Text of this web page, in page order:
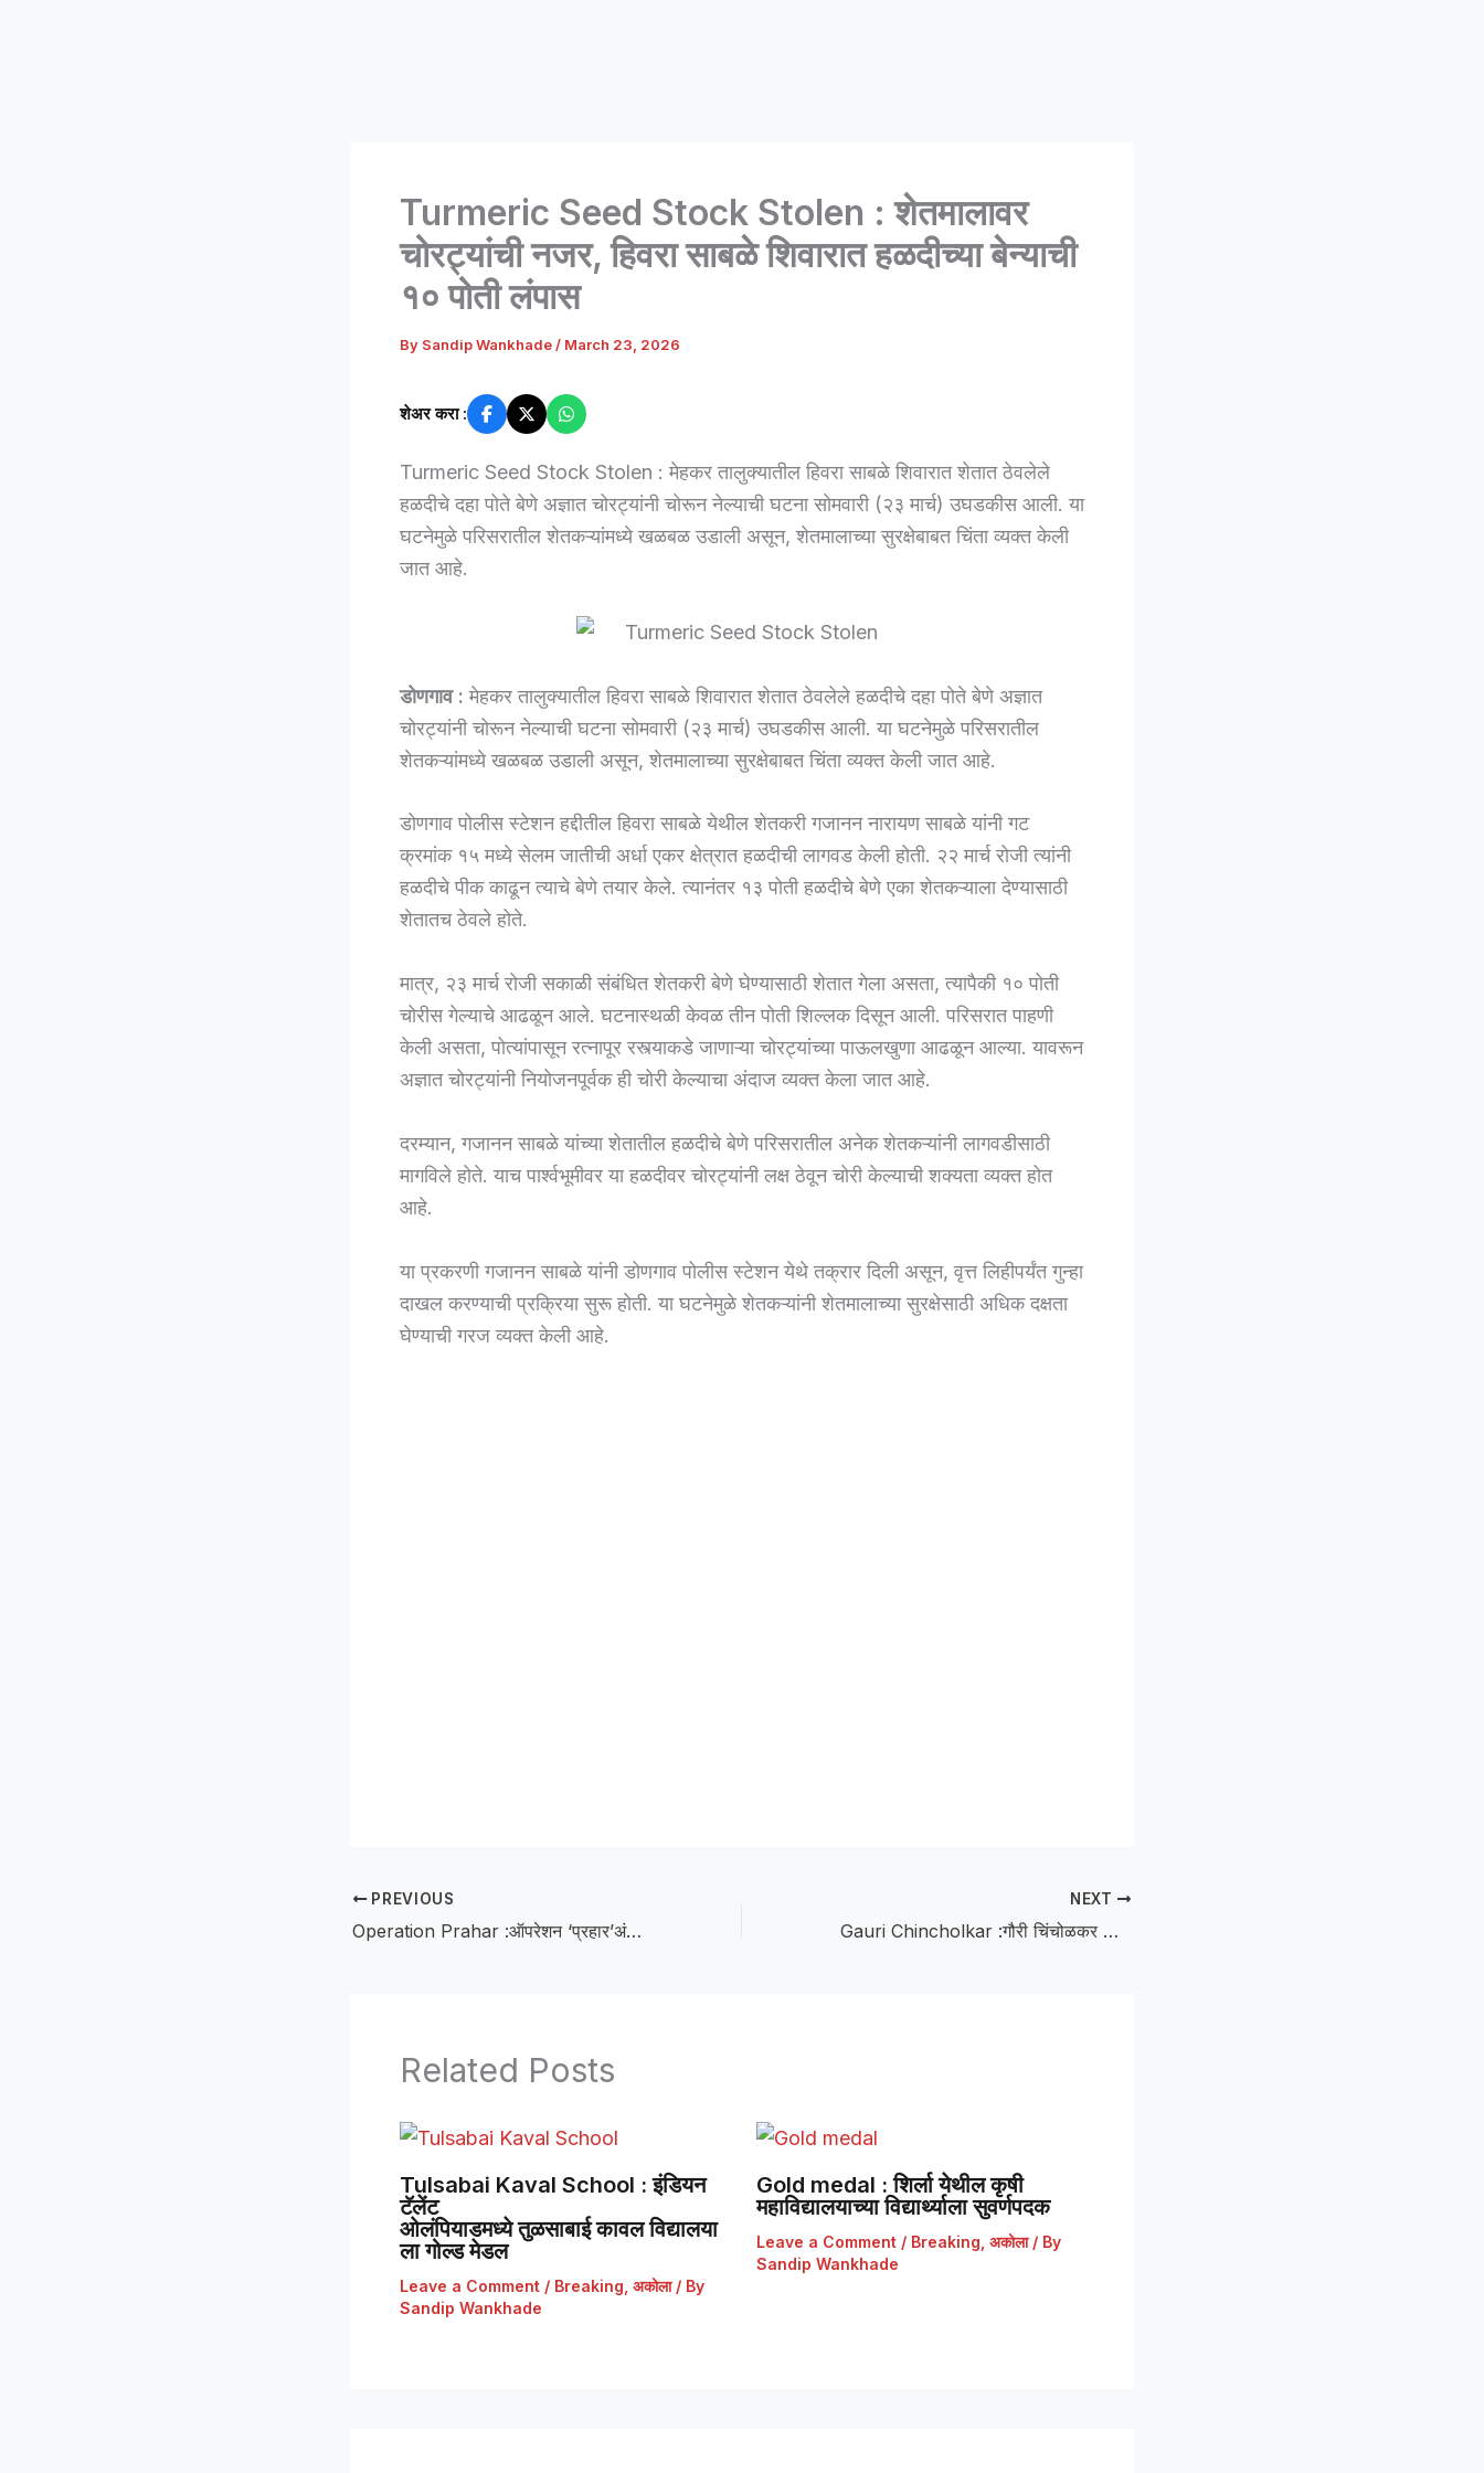
Turmeric Seed Stock Stolen : शेतमालावर
चोरट्यांची नजर, हिवरा साबळे शिवारात हळदीच्या बेन्याची
१० पोती लंपास
By Sandip Wankhade / March 23, 2026
शेअर करा :
Turmeric Seed Stock Stolen : मेहकर तालुक्यातील हिवरा साबळे शिवारात शेतात ठेवलेले
हळदीचे दहा पोते बेणे अज्ञात चोरट्यांनी चोरून नेल्याची घटना सोमवारी (२३ मार्च) उघडकीस आली. या
घटनेमुळे परिसरातील शेतकऱ्यांमध्ये खळबळ उडाली असून, शेतमालाच्या सुरक्षेबाबत चिंता व्यक्त केली
जात आहे.
डोणगाव : मेहकर तालुक्यातील हिवरा साबळे शिवारात शेतात ठेवलेले हळदीचे दहा पोते बेणे अज्ञात
चोरट्यांनी चोरून नेल्याची घटना सोमवारी (२३ मार्च) उघडकीस आली. या घटनेमुळे परिसरातील
शेतकऱ्यांमध्ये खळबळ उडाली असून, शेतमालाच्या सुरक्षेबाबत चिंता व्यक्त केली जात आहे.
डोणगाव पोलीस स्टेशन हद्दीतील हिवरा साबळे येथील शेतकरी गजानन नारायण साबळे यांनी गट
क्रमांक १५ मध्ये सेलम जातीची अर्धा एकर क्षेत्रात हळदीची लागवड केली होती. २२ मार्च रोजी त्यांनी
हळदीचे पीक काढून त्याचे बेणे तयार केले. त्यानंतर १३ पोती हळदीचे बेणे एका शेतकऱ्याला देण्यासाठी
शेतातच ठेवले होते.
मात्र, २३ मार्च रोजी सकाळी संबंधित शेतकरी बेणे घेण्यासाठी शेतात गेला असता, त्यापैकी १० पोती
चोरीस गेल्याचे आढळून आले. घटनास्थळी केवळ तीन पोती शिल्लक दिसून आली. परिसरात पाहणी
केली असता, पोत्यांपासून रत्नापूर रस्त्याकडे जाणाऱ्या चोरट्यांच्या पाऊलखुणा आढळून आल्या. यावरून
अज्ञात चोरट्यांनी नियोजनपूर्वक ही चोरी केल्याचा अंदाज व्यक्त केला जात आहे.
दरम्यान, गजानन साबळे यांच्या शेतातील हळदीचे बेणे परिसरातील अनेक शेतकऱ्यांनी लागवडीसाठी
मागविले होते. याच पार्श्वभूमीवर या हळदीवर चोरट्यांनी लक्ष ठेवून चोरी केल्याची शक्यता व्यक्त होत
आहे.
या प्रकरणी गजानन साबळे यांनी डोणगाव पोलीस स्टेशन येथे तक्रार दिली असून, वृत्त लिहीपर्यंत गुन्हा
दाखल करण्याची प्रक्रिया सुरू होती. या घटनेमुळे शेतकऱ्यांनी शेतमालाच्या सुरक्षेसाठी अधिक दक्षता
घेण्याची गरज व्यक्त केली आहे.
PREVIOUS
Operation Prahar :ऑपरेशन ‘प्रहार’अंतर्गत धडक कारवाई; जुगार अड्ड्यावर छापा, ४.३६ लाखांचा मुद्देमाल जप्त
NEXT
Gauri Chincholkar :गौरी चिंचोळकर यांना पीएच.डी.; मराठी शिक्षणावर संशोधन ठरले दिशादर्शक
Related Posts
Tulsabai Kaval School : इंडियन
टॅलेंट
ओलंपियाडमध्ये तुळसाबाई कावल विद्यालया
ला गोल्ड मेडल
Leave a Comment / Breaking अकोला/ By
Sandip Wankhade
Gold medal : शिर्ला येथील कृषी
महाविद्यालयाच्या विद्यार्थ्याला सुवर्णपदक
Leave a Comment / Breaking अकोला/ By
Sandip Wankhade